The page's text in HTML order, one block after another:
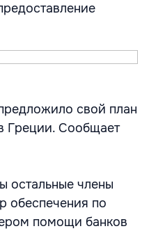
свой план
Греции. Сообщает
остальные члены
обеспечения по
помощи банков